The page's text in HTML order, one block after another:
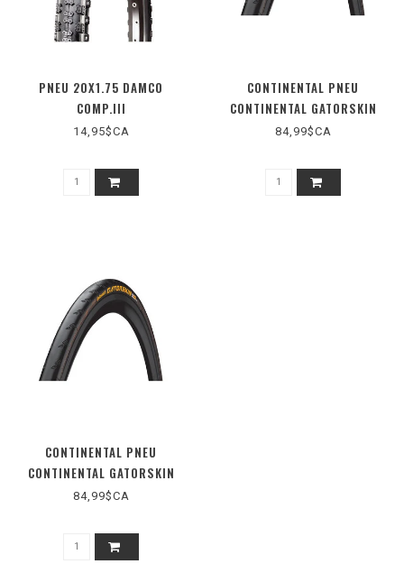
PNEU 20X1.75 DAMCO
COMP.III
14,95$CA
CONTINENTAL PNEU
CONTINENTAL GATORSKIN
700X32 TRINGLE MÉTAL
84,99$CA
CONTINENTAL PNEU
CONTINENTAL GATORSKIN
700X28 PLIABLE DURASKIN
84,99$CA